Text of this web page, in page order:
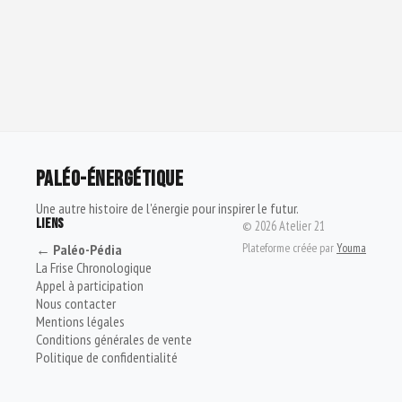
PALÉO-ÉNERGÉTIQUE
Une autre histoire de l'énergie pour inspirer le futur.
LIENS
← Paléo-Pédia
La Frise Chronologique
Appel à participation
Nous contacter
Mentions légales
Conditions générales de vente
Politique de confidentialité
© 2026Atelier 21
Plateforme créée parYouma